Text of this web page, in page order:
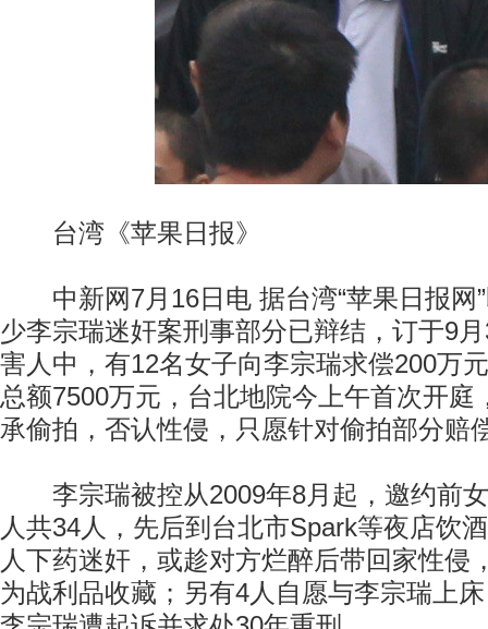
台湾《苹果日报》
中新网7月16日电 据台湾“苹果日报网”
少李宗瑞迷奸案刑事部分已辩结，订于9
害人中，有12名女子向李宗瑞求偿200万
总额7500万元，台北地院今上午首次开庭
承偷拍，否认性侵，只愿针对偷拍部分赔
李宗瑞被控从2009年8月起，邀约前女
人共34人，先后到台北市Spark等夜店饮
人下药迷奸，或趁对方烂醉后带回家性侵
为战利品收藏；另有4人自愿与李宗瑞上